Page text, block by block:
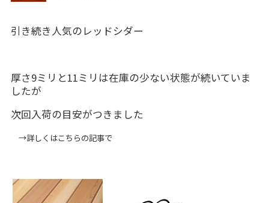
引き続き人気のレッドシダー
厚さ9ミリと11ミリは在庫の少ない状態が続いていま
したが
次回入荷の目安がつきました
→詳しくはこちらの記事で